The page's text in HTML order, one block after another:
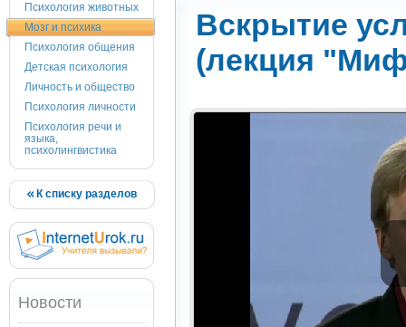
Психология животных
Мозг и психика
Психология общения
Детская психология
Личность и общество
Психология личности
Психология речи и
языка,
психолингвистика
К списку разделов
Новости
Вскрытие
(лекция